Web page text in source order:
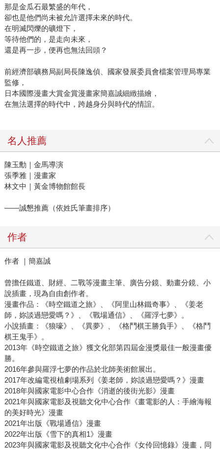
那是金瓜石最繁盛的年代，
卻也是他們尚未被允許選擇未來的時代。
在明滅閃爍的礦燈下，
等待他們的，是走向未來，
還是再一步，便再也無法回頭？
前經濟部礦務局副局長陳逸偵、國家發展委員會檔案管理局專業
監修，
日本國際漫畫大賞金賞漫畫家簡嘉誠細緻描繪，
在無法選擇的時代中，跨越身分與時代的情誼。
名人推薦
陳玉勳｜金馬導演
張季雅｜漫畫家
林文中｜黃金博物館館長
——誠懇推薦（依姓氏筆畫排序）
作者
作者 ｜簡嘉誠
曾擔任鐵道、財經、二戰等漫畫主筆、廣告分鏡、動畫分鏡、小
說插畫，現為自由創作者。
漫畫作品：《時空鐵道之旅》、《阿里山林鐵奇事》、《姜老
師，妳談過戀愛嗎？》、《戰場通信》、《羅浮七夢》。
小說插畫：《狼嚎》、《異夢》、《格鬥棋王勝負手》、《格鬥
棋王鬼手》。
2013年《時空鐵道之旅》獲文化部第四屆金漫獎最佳一般漫畫優
勝。
2016年參與羅浮七夢的作品於北師美術館展出。
2017年改編電視植劇場系列《姜老師，妳談過戀愛嗎？》漫畫
2018年與國家電影中心合作《消逝的後街光影》漫畫
2021年與國家電影及視聽文化中心合作《畫電影的人：手繪海報
的美好時光》漫畫
2021年出版《戰場通信》漫畫
2022年出版《雪下的真相1》漫畫
2023年與國家電影及視聽文化中心合作《女伶回憶錄》漫畫，同